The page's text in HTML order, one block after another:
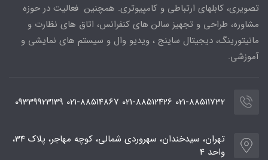
تصویری، کابلهای ارتباطی و کامپیوتری. همچنین فعالیت در حوزه
مشاوره، طراحی و تجهیز سالن های کنفرانس، اتاق های نظارت و
مانیتورینگ، دیجیتال ساینج ، ویدیو وال و سیستم های نمایشی و
آموزشی.
021-88511732 021-88512426 021-88514867 09339923139
تهران، سیدخندان، سهروردی شمالی، کوچه مهاجر، پلاک 34،
واحد 4